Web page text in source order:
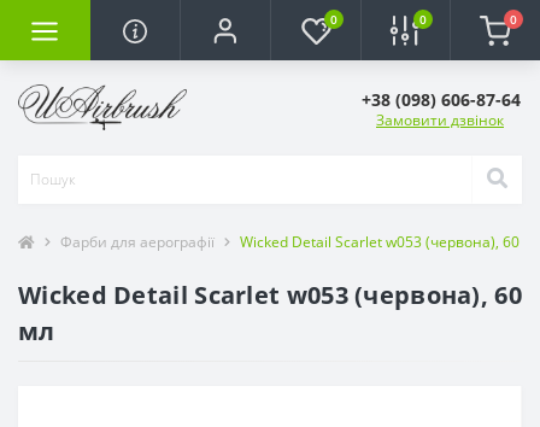
0 0 0
+38 (098) 606-87-64
Замовити дзвінок
Фарби для аерографії Wicked Detail Scarlet w053 (червона), 60
Wicked Detail Scarlet w053 (червона), 60
мл